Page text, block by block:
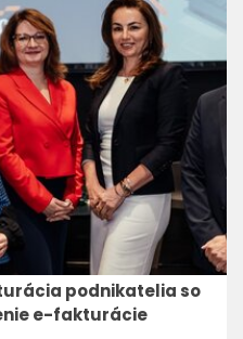
podnikatelia so
e-fakturácie